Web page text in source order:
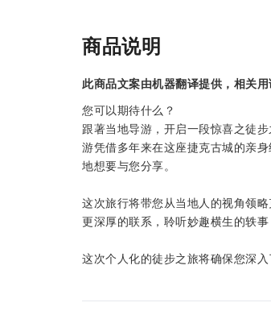
商品说明
此商品文案由机器翻译提供，相关
您可以期待什么？
跟著当地导游，开启一段惊喜之徒
游凭借多年来在这座捷克古城的亲
地想要与您分享。
这次旅行将带您从当地人的视角领
更深厚的联系，聆听妙趣横生的轶
这次个人化的徒步之旅将确保您深